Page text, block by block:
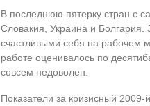
В последнюю пятерку стран с
Словакия, Украина и Болгария.
счастливыми себя на рабочем
работе оценивалось по
совсем недоволен.
Показатели за кризисный 2009-